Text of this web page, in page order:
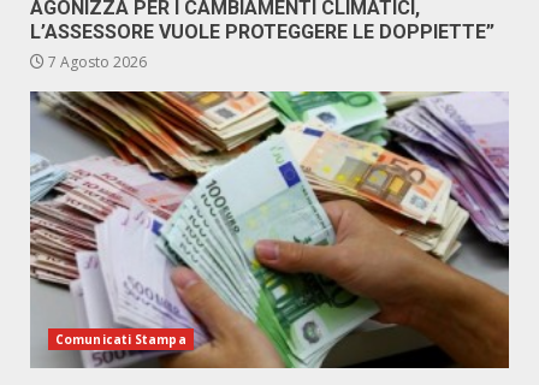
AGONIZZA PER I CAMBIAMENTI CLIMATICI,
L’ASSESSORE VUOLE PROTEGGERE LE DOPPIETTE”
7 Agosto 2026
Comunicati Stampa